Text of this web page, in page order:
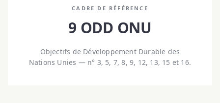
CADRE DE RÉFÉRENCE
9 ODD ONU
Objectifs de Développement Durable des
Nations Unies — n° 3, 5, 7, 8, 9, 12, 13, 15 et 16.